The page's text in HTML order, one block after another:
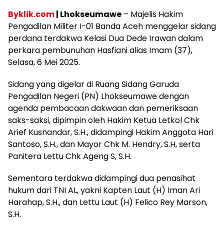
Byklik.com| Lhokseumawe – Majelis Hakim
Pengadilan Militer I-01 Banda Aceh menggelar sidang
perdana terdakwa Kelasi Dua Dede Irawan dalam
perkara pembunuhan Hasfiani alias Imam (37),
Selasa, 6 Mei 2025.
Sidang yang digelar di Ruang Sidang Garuda
Pengadilan Negeri (PN) Lhokseumawe dengan
agenda pembacaan dakwaan dan pemeriksaan
saks-saksi, dipimpin oleh Hakim Ketua Letkol Chk
Arief Kusnandar, S.H., didampingi Hakim Anggota Hari
Santoso, S.H., dan Mayor Chk M. Hendry, S.H, serta
Panitera Lettu Chk Ageng S, S.H.
Sementara terdakwa didampingi dua penasihat
hukum dari TNI AL, yakni Kapten Laut (H) Iman Ari
Harahap, S.H., dan Lettu Laut (H) Felico Rey Marson,
S.H.